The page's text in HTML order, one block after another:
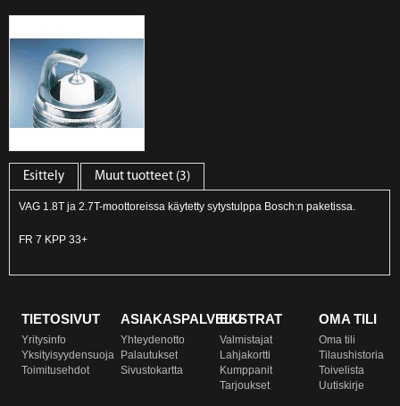
Esittely Muut tuotteet (3)
VAG 1.8T ja 2.7T-moottoreissa käytetty sytystulppa Bosch:n paketissa.
FR 7 KPP 33+
TIETOSIVUT
Yritysinfo
Yksityisyydensuoja
Toimitusehdot
ASIAKASPALVELU
Yhteydenotto
Palautukset
Sivustokartta
EKSTRAT
Valmistajat
Lahjakortti
Kumppanit
Tarjoukset
OMA TILI
Oma tili
Tilaushistoria
Toivelista
Uutiskirje